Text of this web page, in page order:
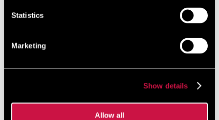
Statistics
Marketing
Show details
Allow all